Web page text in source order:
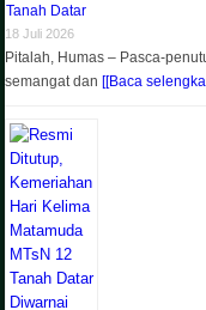
Tanah Datar
18 Juli 2026
Pitalah, Humas – Pasca-
semangat dan[[Baca